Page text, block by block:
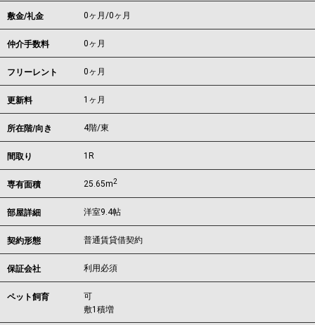
敷金/礼金 0ヶ月/0ヶ月
仲介手数料 0ヶ月
フリーレント 0ヶ月
更新料 1ヶ月
所在階/向き 4階/東
間取り 1R
専有面積 25.65m2
部屋詳細 洋室9.4帖
契約形態 普通賃貸借契約
保証会社 利用必須
ペット飼育
可
敷1積増